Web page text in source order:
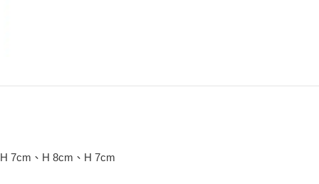
H 7cm、H 8cm、H 7cm